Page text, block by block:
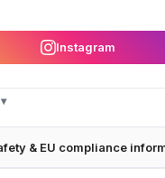
Instagram
▾
& EU compliance